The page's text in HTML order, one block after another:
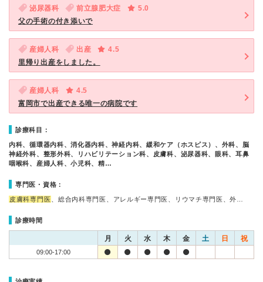
泌尿器科 前立腺肥大症
5.0
父の手術の付き添いで
産婦人科 出産
4.5
里帰り出産をしました。
産婦人科
4.5
富岡市で出産できる唯一の病院です
診療科目：
内科、循環器内科、消化器内科、神経内科、緩和ケア（ホスピス）、外科、脳
神経外科、整形外科、リハビリテーション科、皮膚科、泌尿器科、眼科、耳鼻
咽喉科、産婦人科、小児科、精…
専門医・資格：
皮膚科専門医 、総合内科専門医、アレルギー専門医、リウマチ専門医、外…
診療時間
月 火 水 木 金 土 日 祝
09:00-17:00